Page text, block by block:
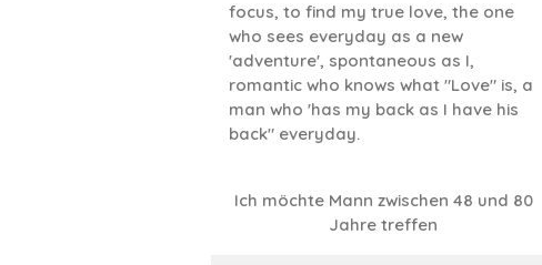
focus, to find my true love, the one
who sees everyday as a new
'adventure', spontaneous as I,
romantic who knows what "Love" is, a
man who 'has my back as I have his
back" everyday.
Ich möchte Mann zwischen 48 und 80
Jahre treffen